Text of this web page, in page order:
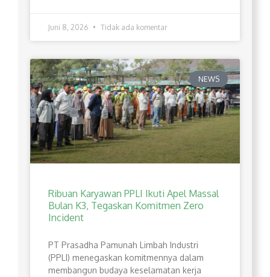
Juni 8, 2026 Tidak ada komentar
NEWS
Ribuan Karyawan PPLI Ikuti Apel Massal
Bulan K3, Tegaskan Komitmen Zero
Incident
PT Prasadha Pamunah Limbah Industri
(PPLI) menegaskan komitmennya dalam
membangun budaya keselamatan kerja